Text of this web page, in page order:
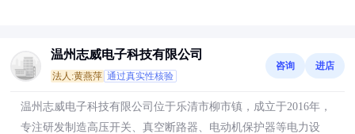
温州志威电子科技有限公司
法人:黄燕萍 通过真实性核验
咨询 进店
温州志威电子科技有限公司位于乐清市柳市镇，成立于2016年，
专注研发制造高压开关、真空断路器、电动机保护器等电力设